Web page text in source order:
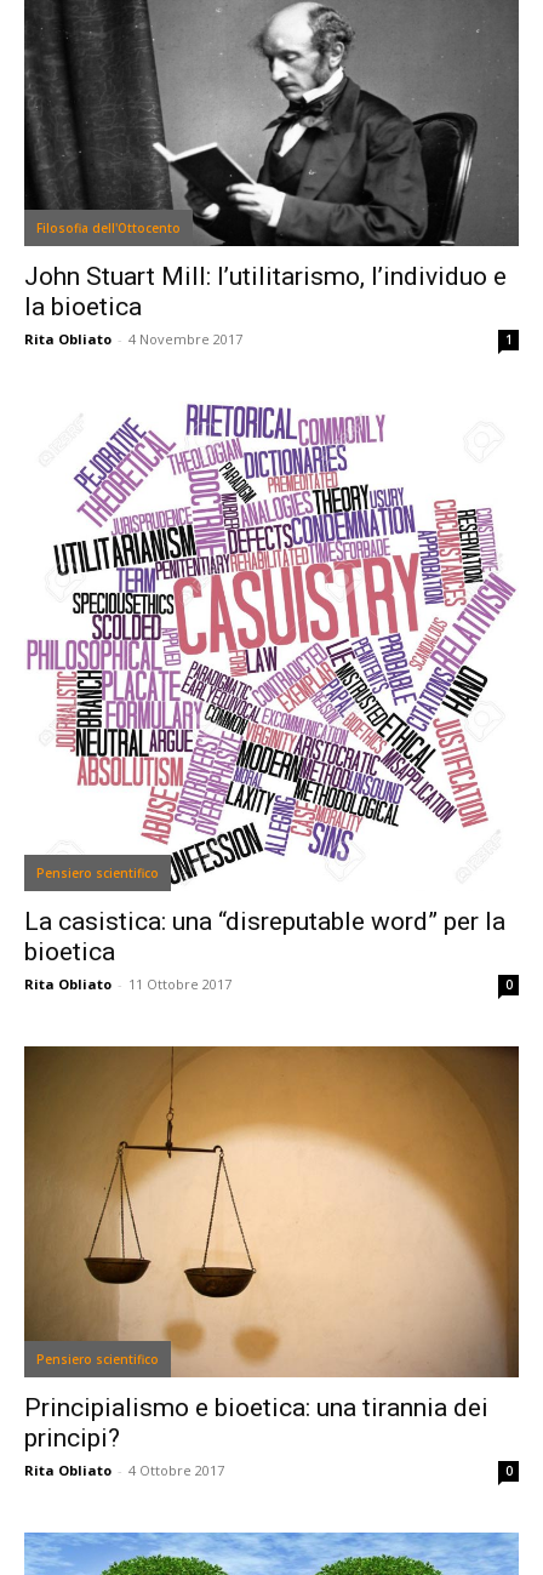
Filosofia dell'Ottocento
John Stuart Mill: l’utilitarismo, l’individuo e
la bioetica
Rita Obliato - 4 Novembre 2017 1
Pensiero scientifico
La casistica: una “disreputable word” per la
bioetica
Rita Obliato - 11 Ottobre 2017 0
Pensiero scientifico
Principialismo e bioetica: una tirannia dei
principi?
Rita Obliato - 4 Ottobre 2017 0